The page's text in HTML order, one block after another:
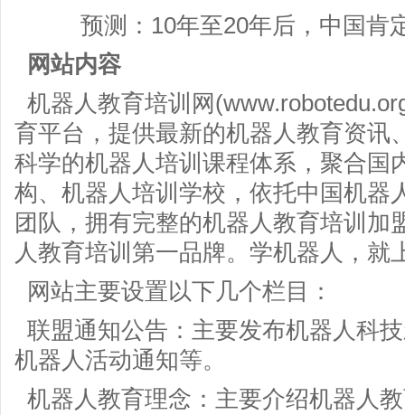
预测：10年至20年后，中国肯定
网站内容
机器人教育培训网
育平台，提供最新的机器人教育资讯
科学的机器人培训课程体系，聚合国
构、机器人培训学校，依托中国机器
团队，拥有完整的机器人教育培训加
人教育培训第一品牌。学机器人，就
网站主要设置以下几个栏目：
联盟通知公告：主要发布机器人科
机器人活动通知等。
机器人教育理念：主要介绍机器人